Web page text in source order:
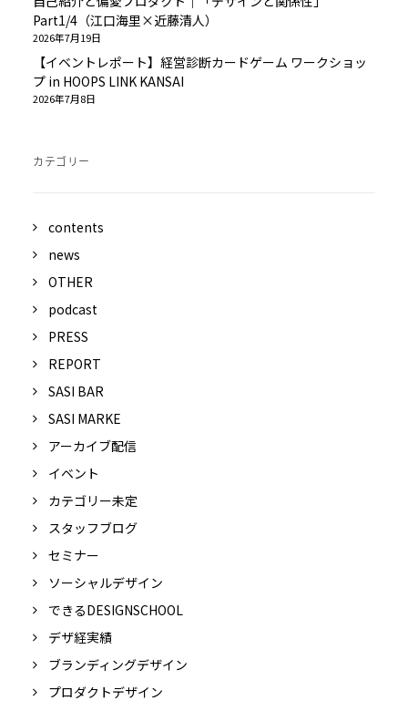
Part1/4（江口海里×近藤清人）
2026年7月19日
【イベントレポート】経営診断カードゲーム ワークショッ
プ in HOOPS LINK KANSAI
2026年7月8日
カテゴリー
contents
news
OTHER
podcast
PRESS
REPORT
SASI BAR
SASI MARKE
アーカイブ配信
イベント
カテゴリー未定
スタッフブログ
セミナー
ソーシャルデザイン
できるDESIGNSCHOOL
デザ経実績
ブランディングデザイン
プロダクトデザイン